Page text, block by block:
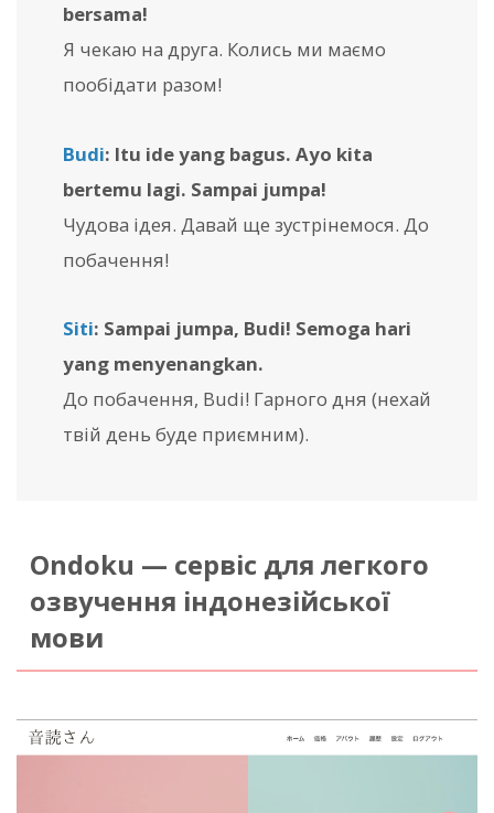
bersama!
Я чекаю на друга. Колись ми маємо
пообідати разом!
Budi: Itu ide yang bagus. Ayo kita
bertemu lagi. Sampai jumpa!
Чудова ідея. Давай ще зустрінемося. До
побачення!
Siti: Sampai jumpa, Budi! Semoga hari
yang menyenangkan.
До побачення, Budi! Гарного дня (нехай
твій день буде приємним).
Ondoku — сервіс для легкого
озвучення індонезійської
мови